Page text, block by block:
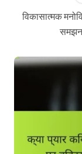
विकासात्मक मनोविज्ञान कैसे निर्णय-निर्माण को प्रभावित करता है, इसे